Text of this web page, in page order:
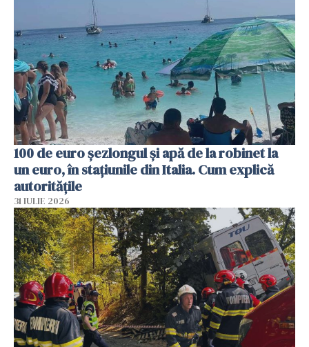
100 de euro șezlongul și apă de la robinet la
un euro, în stațiunile din Italia. Cum explică
autoritățile
31 IULIE 2026